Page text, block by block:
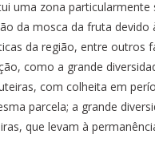
uma zona particularmente
da mosca da fruta devido
da região, entre outros
como a grande
com colheita em
parcela; a grande
que levam à